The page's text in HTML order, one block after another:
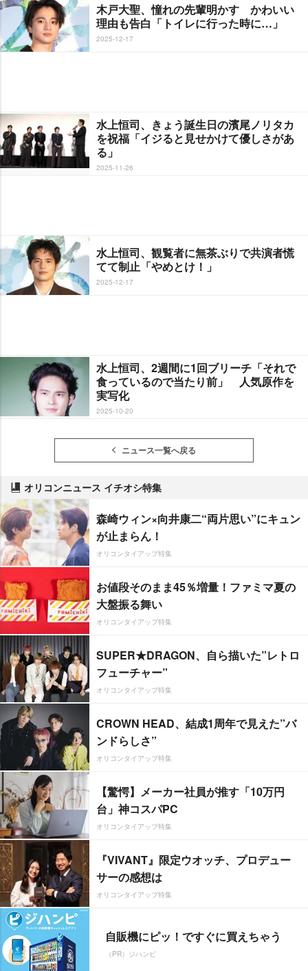
木戸大聖、憧れの先輩明かす かわいい
理由も告白「トイレに行った時に…」
2025-12-17
水上恒司、きょう誕生日の濱尾ノリタカ
を祝福「イジると見せかけて優しさがあ
る」
2025-11-26
水上恒司、観覧者に無茶ぶりで共演者慌
てて制止「やめとけ！」
2025-12-17
水上恒司、2週間に1回ブリーチ「それで
食っているので当たり前」 人気原作を
実写化
2025-10-20
ニュース一覧へ戻る
オリコンニュース イチオシ特集
森崎ウィン×向井康二“両片思い”にキュン
が止まらん！
オリコンタイアップ特集
お値段そのまま45％増量！ファミマ夏の
大盤振る舞い
オリコンタイアップ特集
SUPER★DRAGON、自ら描いた”レトロ
フューチャー”
オリコンタイアップ特集
CROWN HEAD、結成1周年で見えた”バ
ンドらしさ”
オリコンタイアップ特集
【驚愕】メーカー社員が推す「10万円
台」神コスパPC
オリコンタイアップ特集
『VIVANT』限定ウオッチ、プロデュー
サーの感想は
オリコンタイアップ特集
自販機にピッ！ですぐに買えちゃう
（PR）ジハンピ